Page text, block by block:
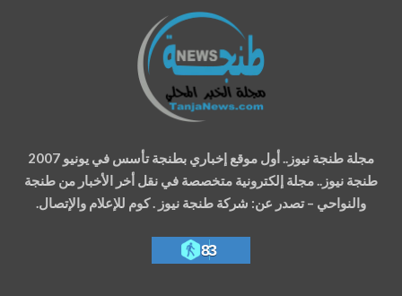
مجلة طنجة نيوز.. أول موقع إخباري بطنجة تأسس في يونيو 2007
طنجة نيوز.. مجلة إلكترونية متخصصة في نقل أخر الأخبار من طنجة
والنواحي – تصدر عن: شركة طنجة نيوز . كوم للإعلام والإتصال.
83